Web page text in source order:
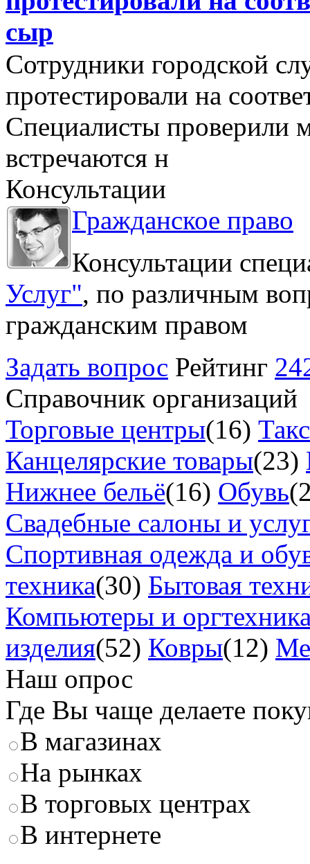
сыр
Сотрудники городской
протестировали на
Специалисты проверили
встречаются н
Консультации
Гражданское право
Консультации
Услуг", по различным
гражданским правом
Задать вопрос Рейтинг
Справочник организаций
Торговые центры(16)
Канцелярские товары(23)
Нижнее бельё(16) Обувь
Свадебные салоны и
Спортивная одежда и
техника(30) Бытовая
Компьютеры и
изделия(52) Ковры(12)
Наш опрос
Где Вы чаще делаете
В магазинах
На рынках
В торговых центрах
В интернете